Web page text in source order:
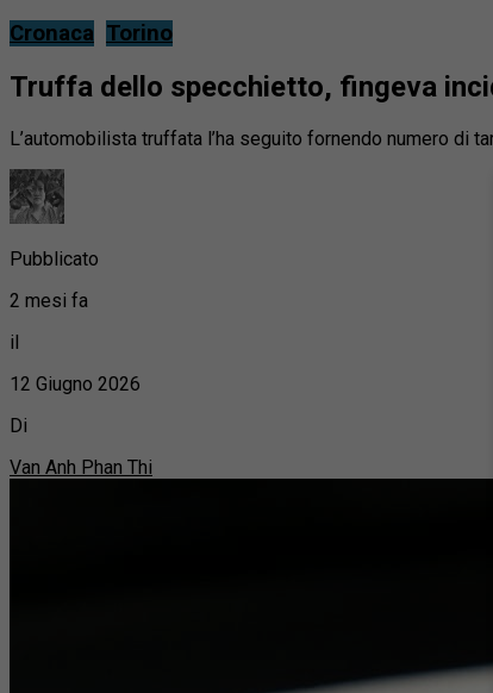
Cronaca Torino
Truffa dello specchietto, fingeva
L’automobilista truffata l’ha seguito fornendo numero di
Pubblicato
2 mesi fa
il
12 Giugno 2026
Di
Van Anh Phan Thi